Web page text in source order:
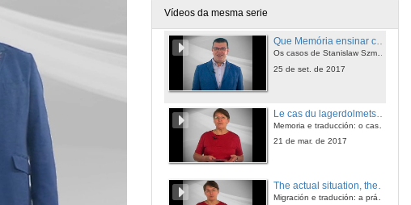
Vídeos da mesma serie
Que Memória ensinar com os depoimentos dos sobreviventes do Holocausto escritos em português e espanhol?
Os casos de Stanislaw Szmajzner, Émile Henry, Dunia Wasserstrom, Violeta Friedman e Mercedes Núñez Targa.
25 de set. de 2017
Memoria e traducción: o caso particular da práctica da interpretación nos campos de concentración nazis
21 de mar. de 2017
The actual situation, the needs and the prospects of interpreting and translation in the immigration setting in Poland
Migración e tradución: a práctica da Tradución e Interpretación no Medio Social (TIMS) en Polonia